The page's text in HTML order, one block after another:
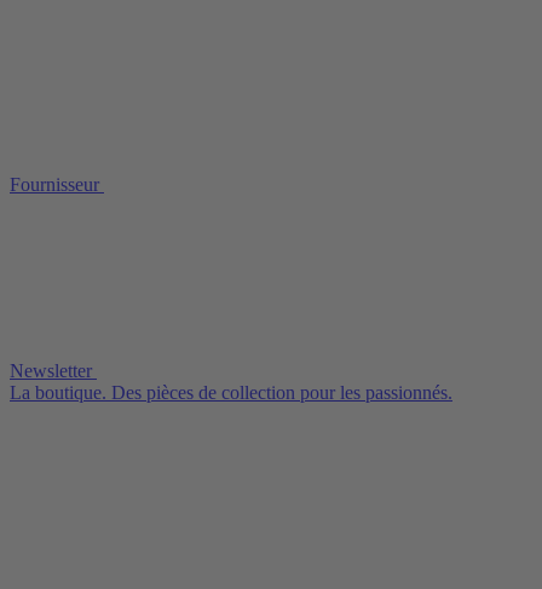
Fournisseur
Newsletter
La boutique. Des pièces de collection pour les passionnés.